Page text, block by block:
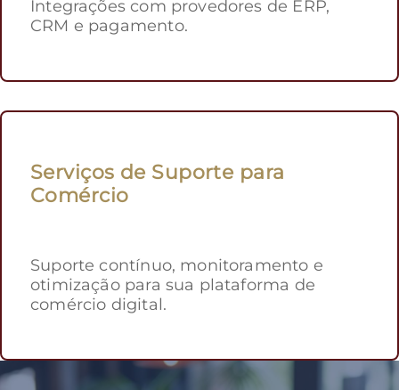
Integrações com provedores de ERP,
CRM e pagamento.
Serviços de Suporte para
Comércio
Suporte contínuo, monitoramento e
otimização para sua plataforma de
comércio digital.